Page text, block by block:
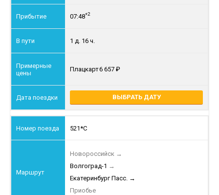
07:48+2
1 д. 16 ч.
Плацкарт6 657
ВЫБРАТЬ ДАТУ
521*С
Новороссийск →
Волгоград-1 →
Екатеринбург Пасс. →
Приобье